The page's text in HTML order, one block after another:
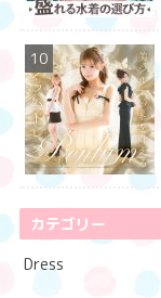
カテゴリー
Dress